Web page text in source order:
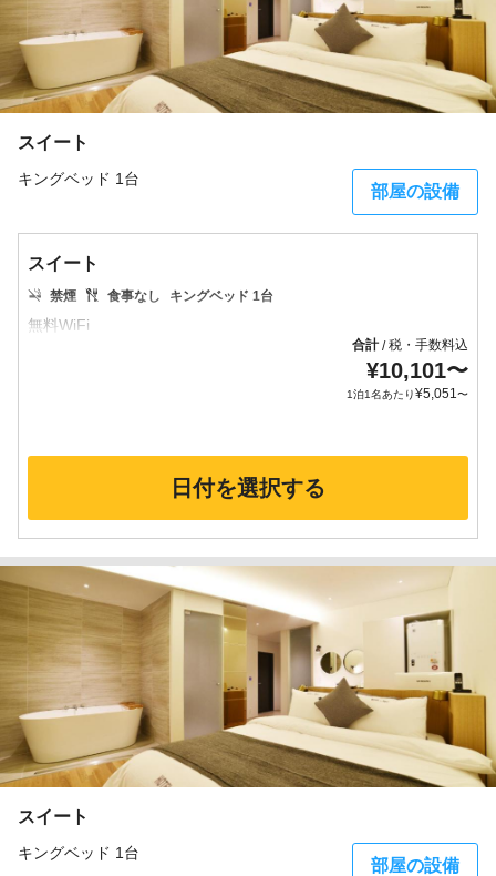
スイート
キングベッド 1台
部屋の設備
スイート
禁煙 食事なし キングベッド 1台
合計/税・手数料込
¥10,101〜
1泊1名あたり¥5,051〜
日付を選択する
スイート
キングベッド 1台
部屋の設備